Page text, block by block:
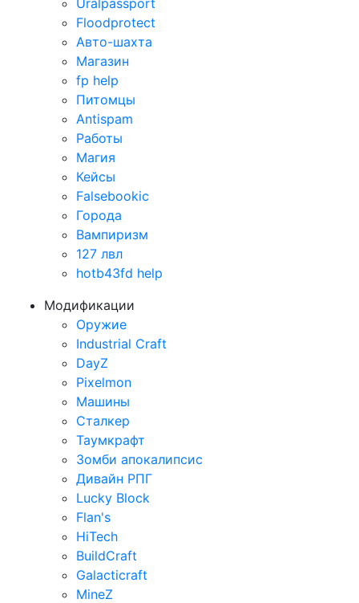
Uralpassport
Floodprotect
Авто-шахта
Магазин
fp help
Питомцы
Antispam
Работы
Магия
Кейсы
Falsebookic
Города
Вампиризм
127 лвл
hotb43fd help
Модификации
Оружие
Industrial Craft
DayZ
Pixelmon
Машины
Сталкер
Таумкрафт
Зомби апокалипсис
Дивайн РПГ
Lucky Block
Flan's
HiTech
BuildCraft
Galacticraft
MineZ